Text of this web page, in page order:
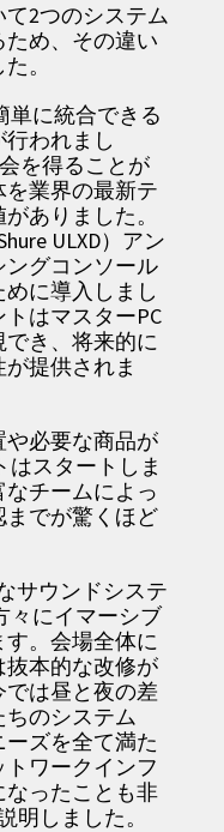
2つのシステム
め、その違い
。
単に統合できる
われまし
を得ることが
業界の最新テ
ありました。
ULXD）アン
ングコンソール
に導入しまし
はマスターPC
き、将来的に
提供されま
必要な商品が
はスタートしま
チームによっ
でが驚くほど
サウンドシステ
々にイマーシブ
。会場全体に
本的な改修が
は昼と夜の差
のシステム
ズを全て満た
ワークインフ
ったことも非
明しました。